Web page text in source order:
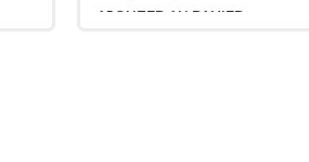
AJOUTER AU PANIER